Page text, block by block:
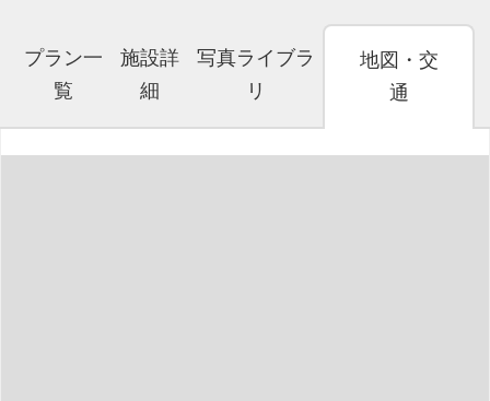
プラン一
覧
施設詳
細
写真ライブラ
リ
地図・交
通